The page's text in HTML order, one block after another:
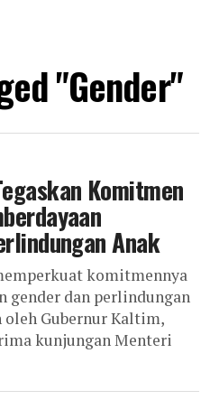
"Gender"
Komitmen
Anak
komitmennya
gender dan perlindungan
Gubernur Kaltim,
kunjungan Menteri